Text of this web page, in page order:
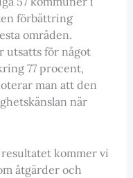
förbättring
områden.
utsatts för något
77 procent,
man att den
när
kommer vi
åtgärder och